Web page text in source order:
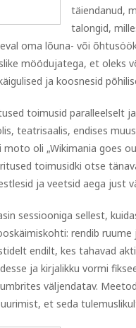
täiendanud,
talongid,
oma lõuna- või
möödujatega, et oleks
ja koosnesid
toimusid paralleelselt
teatrisaalis, endises
oli „Wikimania goes
toimusidki otse
ja veetsid aega just
sessiooniga sellest,
rendib
endilt, kes tahavad
ja kirjalikku vormi
väljendatav.
et seda